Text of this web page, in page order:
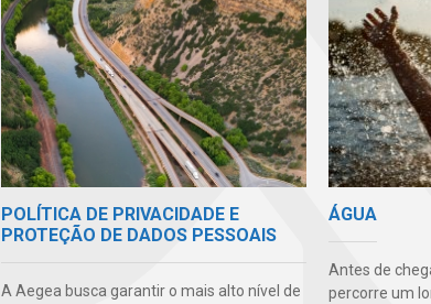
POLÍTICA DE PRIVACIDADE E
PROTEÇÃO DE DADOS PESSOAIS
A Aegea busca garantir o mais alto nível de
ÁGUA
Antes de
percorre um